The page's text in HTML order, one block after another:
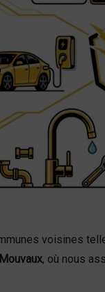
voisines
Mouvaux, où nous